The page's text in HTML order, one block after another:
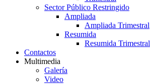
Sector Público Restringido
Ampliada
Ampliada Trimestral
Resumida
Resumida Trimestral
Contactos
Multimedia
Galería
Video